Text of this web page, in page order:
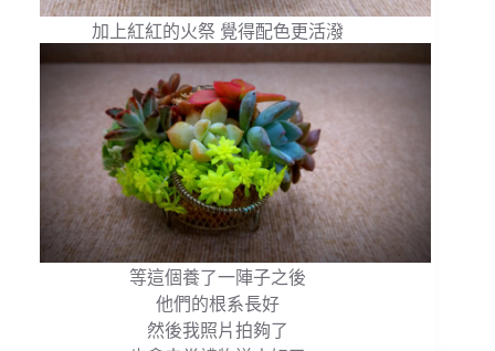
加上紅紅的火祭 覺得配色更活潑
等這個養了一陣子之後
他們的根系長好
然後我照片拍夠了